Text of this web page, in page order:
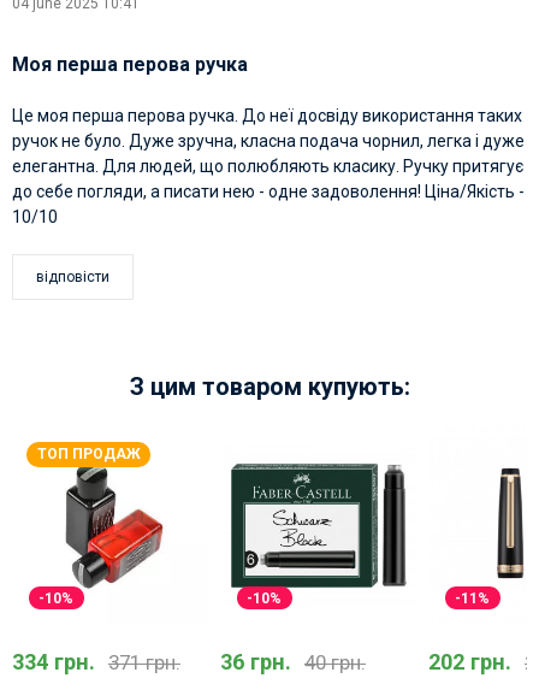
04 june 2025 10:41
Моя перша перова ручка
Це моя перша перова ручка. До неї досвіду використання таких
ручок не було. Дуже зручна, класна подача чорнил, легка і дуже
елегантна. Для людей, що полюбляють класику. Ручку притягує
до себе погляди, а писати нею - одне задоволення! Ціна/Якість -
10/10
відповісти
З цим товаром купують:
ТОП ПРОДАЖ
-10%
334 грн. 371 грн.
-10%
36 грн. 40 грн.
-11%
202 грн.